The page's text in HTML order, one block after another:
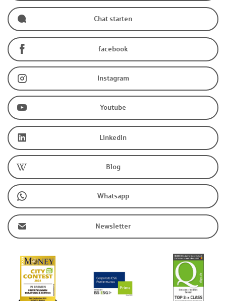
Chat starten
facebook
Instagram
Youtube
LinkedIn
Blog
Whatsapp
Newsletter